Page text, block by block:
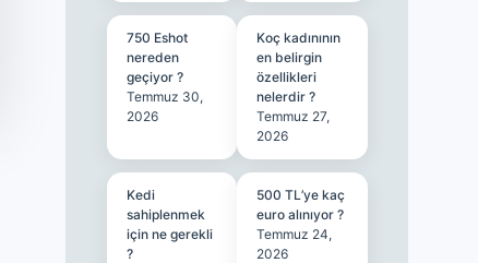
750 Eshot
nereden
geçiyor ?
Temmuz 30,
2026
Koç kadınının
en belirgin
özellikleri
nelerdir ?
Temmuz 27,
2026
Kedi
sahiplenmek
için ne gerekli
?
500 TL’ye kaç
euro alınıyor ?
Temmuz 24,
2026